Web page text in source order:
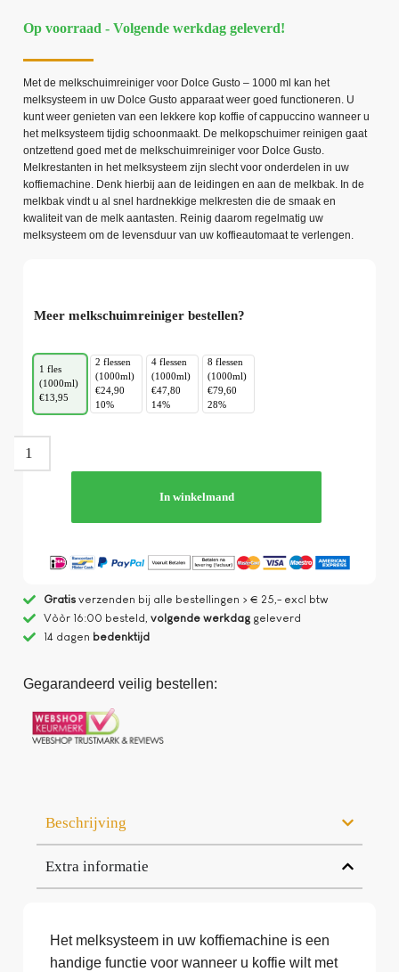
Op voorraad - Volgende werkdag geleverd!
Met de melkschuimreiniger voor Dolce Gusto – 1000 ml kan het
melksysteem in uw Dolce Gusto apparaat weer goed functioneren. U
kunt weer genieten van een lekkere kop koffie of cappuccino wanneer u
het melksysteem tijdig schoonmaakt. De melkopschuimer reinigen gaat
ontzettend goed met de melkschuimreiniger voor Dolce Gusto.
Melkrestanten in het melksysteem zijn slecht voor onderdelen in uw
koffiemachine. Denk hierbij aan de leidingen en aan de melkbak. In de
melkbak vindt u al snel hardnekkige melkresten die de smaak en
kwaliteit van de melk aantasten. Reinig daarom regelmatig uw
melksysteem om de levensduur van uw koffieautomaat te verlengen.
Meer melkschuimreiniger bestellen?
1 fles
(1000ml)
€13,95
2 flessen
(1000ml)
€24,90
10%
4 flessen
(1000ml)
€47,80
14%
8 flessen
(1000ml)
€79,60
28%
In winkelmand
Gratisverzenden bij alle bestellingen > € 25,- excl btw
Vòòr 16:00 besteld, volgende werkdaggeleverd
14 dagen bedenktijd
Gegarandeerd veilig bestellen:
Beschrijving
Extra informatie
Het melksysteem in uw koffiemachine is een
handige functie voor wanneer u koffie wilt met